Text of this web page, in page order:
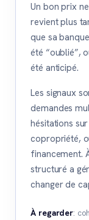
Un bon prix
revient plus
que sa
été “oublié”,
été anticipé.
Les signaux
demandes
hésitations
copropriété,
financement.
structuré a
changer de
À regarder: